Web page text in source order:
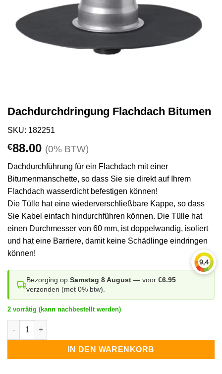
Dachdurchdringung Flachdach Bitumen
SKU: 182251
€88.00 (0% BTW)
Dachdurchführung für ein Flachdach mit einer
Bitumenmanschette, so dass Sie sie direkt auf Ihrem
Flachdach wasserdicht befestigen können!
Die Tülle hat eine wiederverschließbare Kappe, so dass
Sie Kabel einfach hindurchführen können. Die Tülle hat
einen Durchmesser von 60 mm, ist doppelwandig, isoliert
und hat eine Barriere, damit keine Schädlinge eindringen
können!
Bezorging op Samstag 8 August — voor €6.95
verzonden (met 0% btw).
2 vorrätig (kann nachbestellt werden)
Dachdurchdringung Flachdach Bitumen Menge
IN DEN WARENKORB